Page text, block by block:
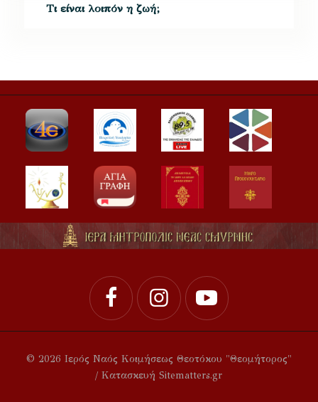
Τι είναι λοιπόν η ζωή;
© 2026 Ιερός Ναός Κοιμήσεως Θεοτόκου "Θεομήτορος"
/ Κατασκευή Sitematters.gr